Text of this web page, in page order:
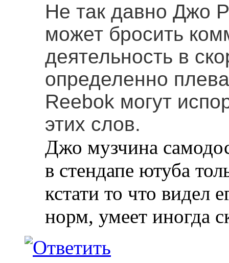
Не так давно Джо
может бросить
деятельность в
определенно
Reebok могут
этих слов.
Джо музчина
в стендапе ютуба
кстати то что видел
норм, умеет иногда